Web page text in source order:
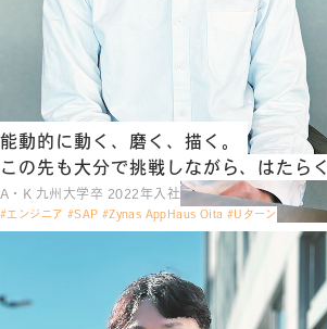
能動的に動く、磨く、描く。
この先も大分で挑戦しながら、はたらく
A・K 九州大学卒 2022年入社
#エンジニア #SAP #Zynas AppHaus Oita #Uターン